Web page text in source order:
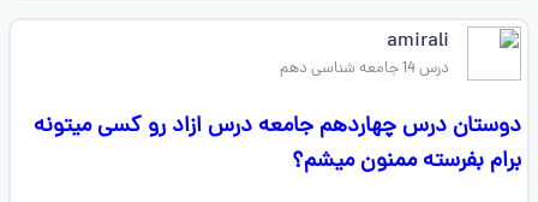
amirali
درس 14 جامعه شناسی دهم
دوستان درس چهاردهم جامعه درس ازاد رو کسی میتونه
برام بفرسته ممنون میشم؟